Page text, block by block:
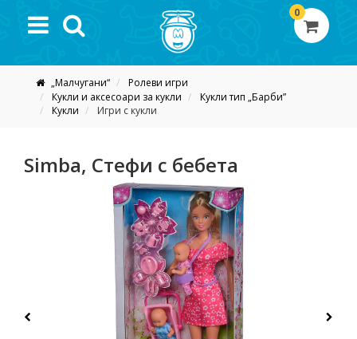
0
„Малчугани“
Ролеви игри
Кукли и аксесоари за кукли
Кукли тип „Барби”
Кукли
Игри с кукли
Simba, Стефи с бебета